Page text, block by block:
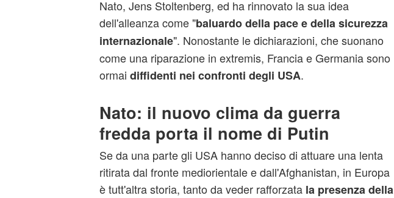
Nato, Jens Stoltenberg, ed ha rinnovato la sua idea
dell'alleanza come "baluardo della pace e della sicurezza
internazionale". Nonostante le dichiarazioni, che suonano
come una riparazione in extremis, Francia e Germania sono
ormai diffidenti nei confronti degli USA.
Nato: il nuovo clima da guerra
fredda porta il nome di Putin
Se da una parte gli USA hanno deciso di attuare una lenta
ritirata dal fronte mediorientale e dall'Afghanistan, in Europa
è tutt'altra storia, tanto da veder rafforzatala presenza della